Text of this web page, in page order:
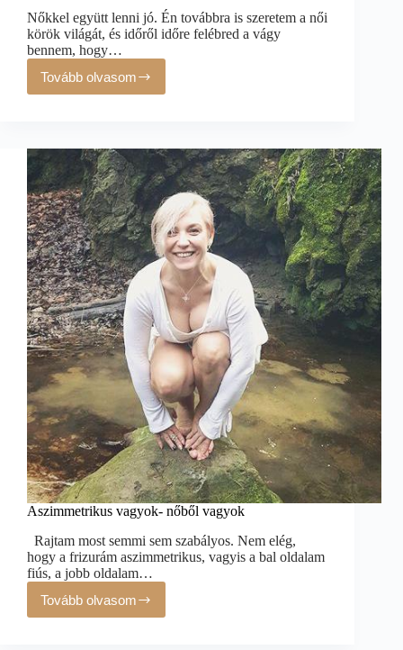
Nőkkel együtt lenni jó. Én továbbra is szeretem a női
körök világát, és időről időre felébred a vágy
bennem, hogy…
Tovább olvasom
Aszimmetrikus vagyok- nőből vagyok
Rajtam most semmi sem szabályos. Nem elég,
hogy a frizurám aszimmetrikus, vagyis a bal oldalam
fiús, a jobb oldalam…
Tovább olvasom